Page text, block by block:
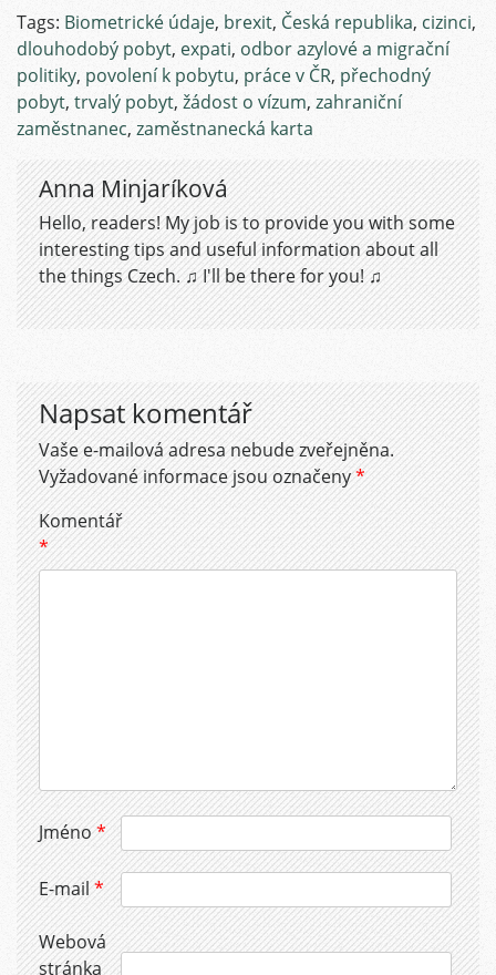
Tags: Biometrické údaje, brexit, Česká republika, cizinci,
dlouhodobý pobyt, expati, odbor azylové a migrační
politiky, povolení k pobytu, práce v ČR, přechodný
pobyt, trvalý pobyt, žádost o vízum, zahraniční
zaměstnanec, zaměstnanecká karta
Anna Minjaríková
Hello, readers! My job is to provide you with some
interesting tips and useful information about all
the things Czech. ♫ I'll be there for you! ♫
Napsat komentář
Vaše e-mailová adresa nebude zveřejněna.
Vyžadované informace jsou označeny*
Komentář
*
Jméno*
E-mail*
Webová
stránka